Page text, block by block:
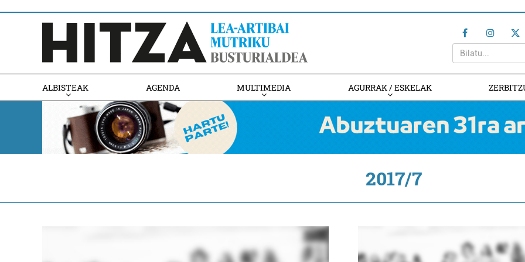
ALBISTEAK AGENDA MULTIMEDIA AGURRAK / ESKELAK
2017/7